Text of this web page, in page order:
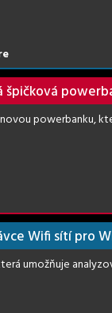
powerbanku,
Wifi sítí pro
umožňuje